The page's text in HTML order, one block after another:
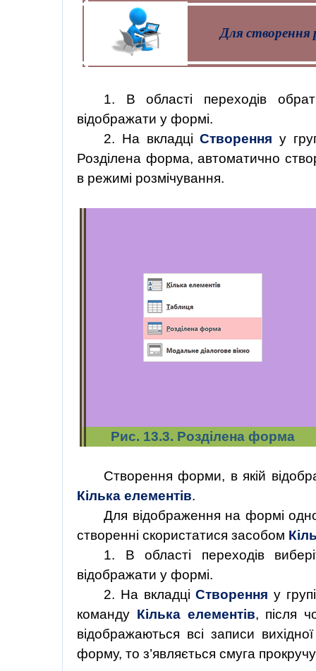
Для створення
1. В області переходів
відображати у формі.
2. На вкладціСтворення у
Розділена форма, автоматично
в режимі розмічування.
Рис. 13.3. Розділена форма
Створення форми, в якій
Кілька елементів.
Для відображення на формі
створенні скористатися засобом
1. В області переходів
відображати у формі.
2. На вкладціСтворення у
команду Кілька елементів, після
відображаються всі записи
форму, то з’являється смуга